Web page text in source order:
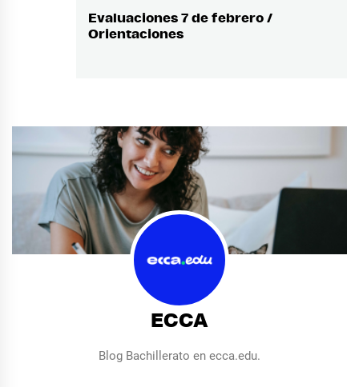
Entrada
siguiente:
Evaluaciones 7 de febrero /
Orientaciones
ECCA
Blog Bachillerato en ecca.edu.